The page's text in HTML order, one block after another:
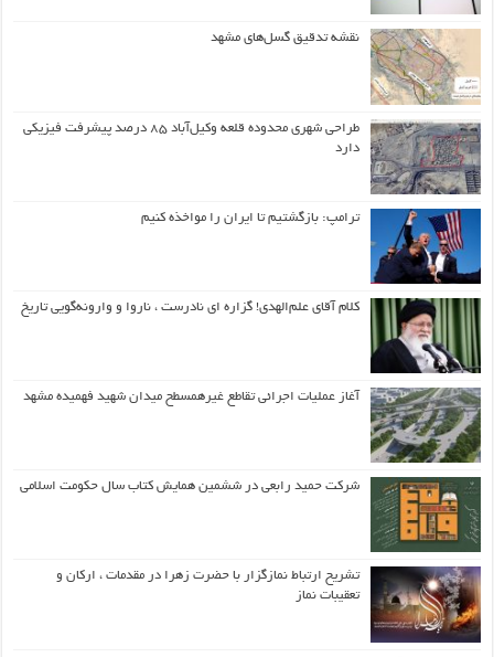
نقشه تدقیق گسل‌های مشهد
طراحی شهری محدوده قلعه وکیل‌آباد ۸۵ درصد پیشرفت فیزیکی
دارد
ترامپ: بازگشتیم تا ایران را مواخذه کنیم
کلام آقای علم‌الهدی! گزاره ای نادرست ، ناروا و وارونه‌گویی تاریخ
آغاز عملیات اجرائی تقاطع غیرهمسطح میدان شهید فهمیده مشهد
شرکت حمید رابعی در ششمین همایش کتاب سال حکومت اسلامی
تشریح ارتباط نمازگزار با حضرت زهرا در مقدمات ، ارکان و
تعقیبات نماز